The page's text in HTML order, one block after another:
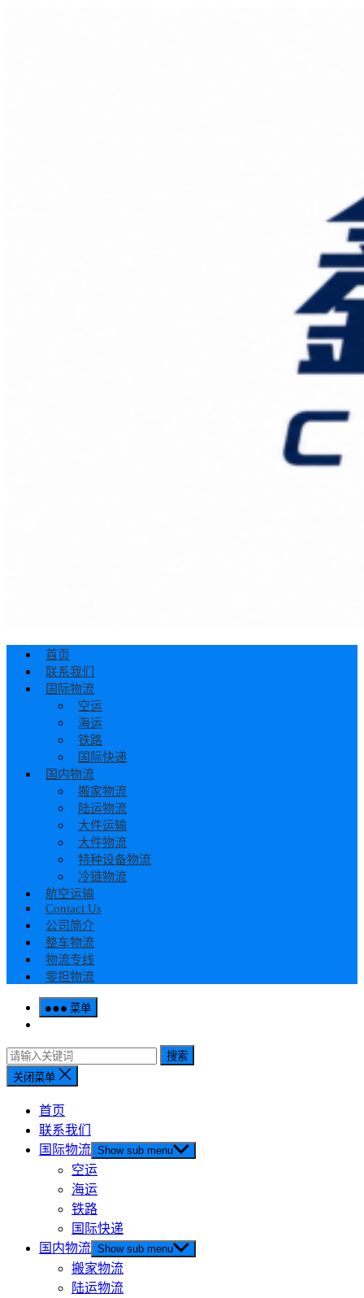
首页
联系我们
国际物流
空运
海运
铁路
国际快递
国内物流
搬家物流
陆运物流
大件运输
大件物流
特种设备物流
冷链物流
航空运输
Contact Us
公司简介
整车物流
物流专线
零担物流
菜单
搜索
关闭菜单
首页
联系我们
国际物流 Show sub menu
空运
海运
铁路
国际快递
国内物流 Show sub menu
搬家物流
陆运物流